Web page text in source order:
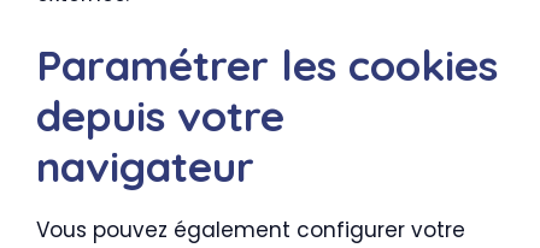
Paramétrer les cookies
depuis votre
navigateur
Vous pouvez également configurer votre